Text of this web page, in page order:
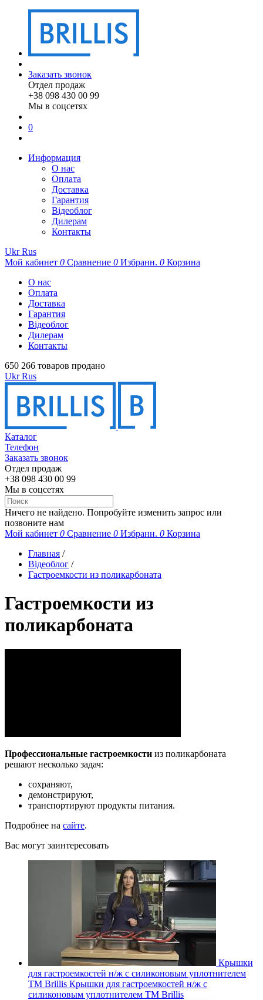
Заказать звонок
Отдел продаж
+38 098 430 00 99
Мы в соцсетях
0
Информация
О нас
Оплата
Доставка
Гарантия
Відеоблог
Дилерам
Контакты
Ukr Rus
Мой кабинет 0 Сравнение 0 Избранн. 0 Корзина
О нас
Оплата
Доставка
Гарантия
Відеоблог
Дилерам
Контакты
650 266 товаров продано
Ukr Rus
Каталог
Телефон
Заказать звонок
Отдел продаж
+38 098 430 00 99
Мы в соцсетях
Ничего не найдено. Попробуйте изменить запрос или
позвоните нам
Мой кабинет 0 Сравнение 0 Избранн. 0 Корзина
Главная /
Відеоблог /
Гастроемкости из поликарбоната
Гастроемкости из
поликарбоната
Профессиональные гастроемкости из поликарбоната
решают несколько задач:
сохраняют,
демонстрируют,
транспортируют продукты питания.
Подробнее на сайте.
Вас могут заинтересовать
Крышки
для гастроемкостей н/ж с силиконовым уплотнителем
ТМ Brillis Крышки для гастроемкостей н/ж с
силиконовым уплотнителем ТМ Brillis